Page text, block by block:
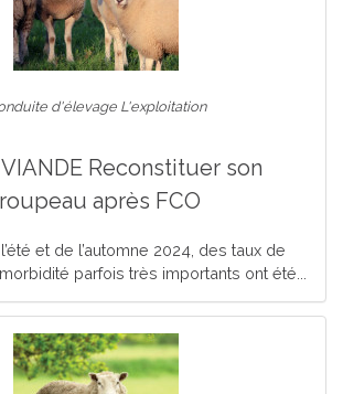
d'élevage L'exploitation
Reconstituer son
après FCO
et de l’automne 2024, des taux de
parfois très importants ont été...